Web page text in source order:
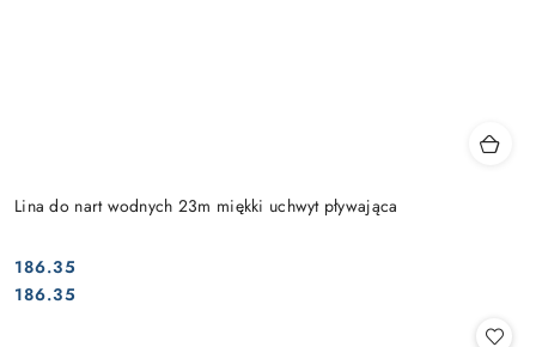
Lina do nart wodnych 23m miękki uchwyt pływająca
Cena:
186.35
Cena:
186.35